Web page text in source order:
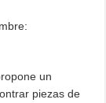
un
piezas de